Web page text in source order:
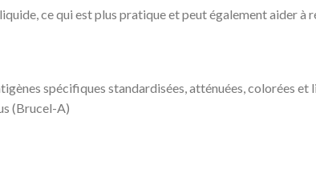
ce qui est plus pratique et peut également aider à
spécifiques standardisées, atténuées, colorées
(Brucel-A)